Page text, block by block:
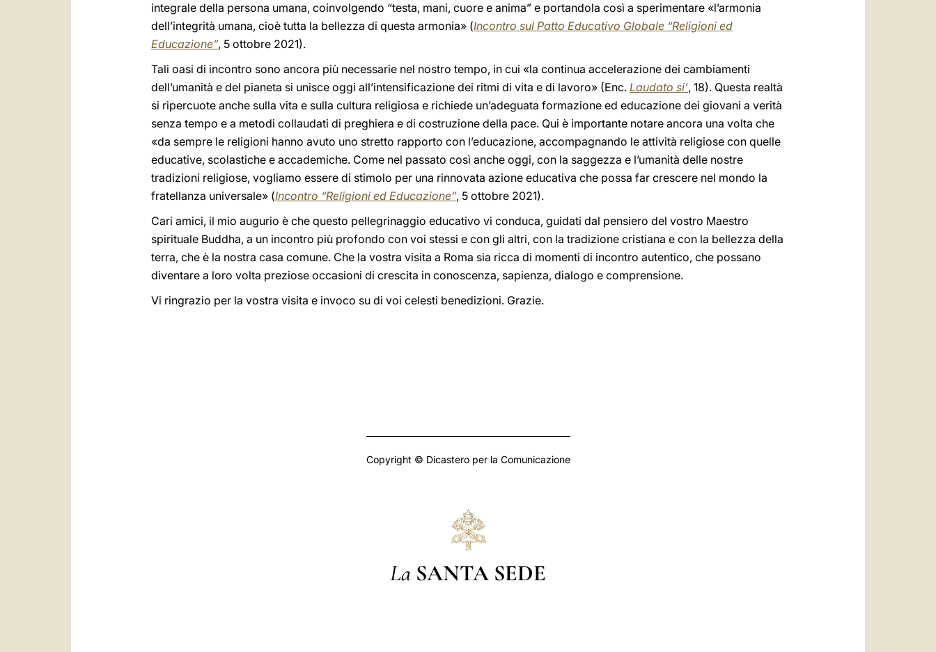
integrale della persona umana, coinvolgendo “testa, mani, cuore e anima” e portandola così a sperimentare «l’armonia
dell’integrità umana, cioè tutta la bellezza di questa armonia» (Incontro sul Patto Educativo Globale “Religioni ed
Educazione”, 5 ottobre 2021).
Tali oasi di incontro sono ancora più necessarie nel nostro tempo, in cui «la continua accelerazione dei cambiamenti
dell’umanità e del pianeta si unisce oggi all’intensificazione dei ritmi di vita e di lavoro» (Enc. Laudato si’, 18). Questa realtà
si ripercuote anche sulla vita e sulla cultura religiosa e richiede un’adeguata formazione ed educazione dei giovani a verità
senza tempo e a metodi collaudati di preghiera e di costruzione della pace. Qui è importante notare ancora una volta che
«da sempre le religioni hanno avuto uno stretto rapporto con l’educazione, accompagnando le attività religiose con quelle
educative, scolastiche e accademiche. Come nel passato così anche oggi, con la saggezza e l’umanità delle nostre
tradizioni religiose, vogliamo essere di stimolo per una rinnovata azione educativa che possa far crescere nel mondo la
fratellanza universale» (Incontro “Religioni ed Educazione”, 5 ottobre 2021).
Cari amici, il mio augurio è che questo pellegrinaggio educativo vi conduca, guidati dal pensiero del vostro Maestro
spirituale Buddha, a un incontro più profondo con voi stessi e con gli altri, con la tradizione cristiana e con la bellezza della
terra, che è la nostra casa comune. Che la vostra visita a Roma sia ricca di momenti di incontro autentico, che possano
diventare a loro volta preziose occasioni di crescita in conoscenza, sapienza, dialogo e comprensione.
Vi ringrazio per la vostra visita e invoco su di voi celesti benedizioni. Grazie.
Copyright © Dicastero per la Comunicazione
La SANTA SEDE